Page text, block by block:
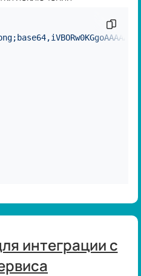
интеграции с